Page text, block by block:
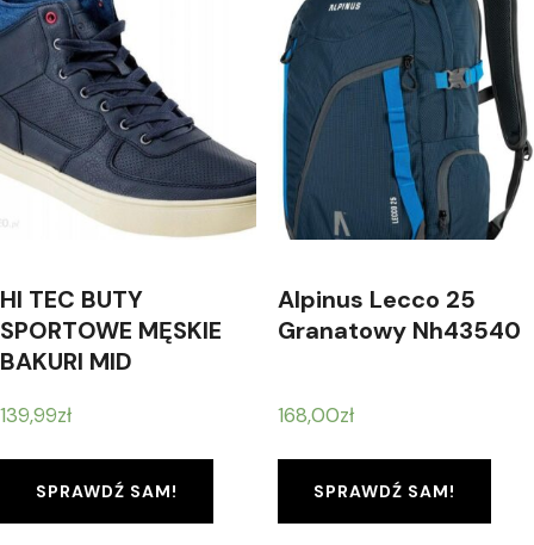
HI TEC BUTY
SPORTOWE MĘSKIE
BAKURI MID
139,99zł
SPRAWDŹ SAM!
Alpinus Lecco 25
Granatowy Nh43540
168,00zł
SPRAWDŹ SAM!